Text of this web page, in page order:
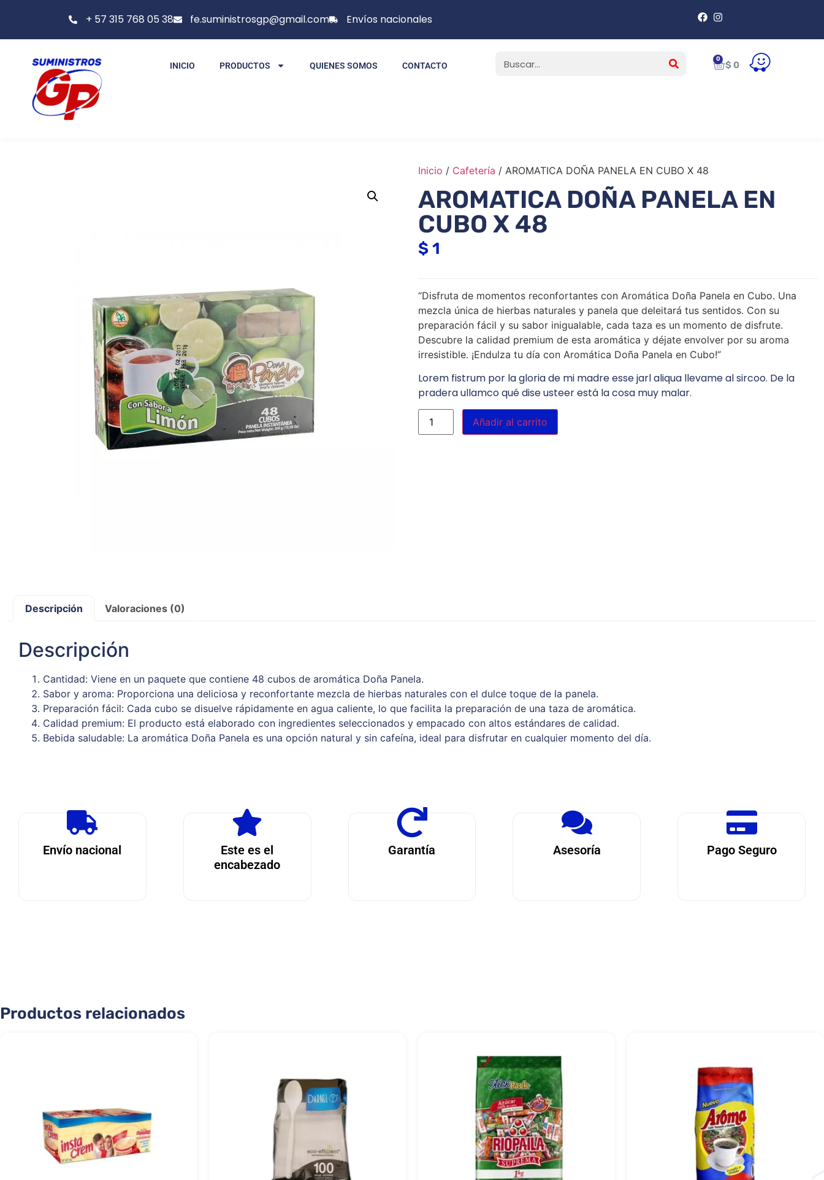
+ 57 315 768 05 38 fe.suministrosgp@gmail.com Envíos nacionales
INICIO PRODUCTOS QUIENES SOMOS CONTACTO $ 0
Inicio / Cafetería / AROMATICA DOÑA PANELA EN CUBO X 48
AROMATICA DOÑA PANELA EN
CUBO X 48
$ 1
“Disfruta de momentos reconfortantes con Aromática Doña Panela en Cubo. Una
mezcla única de hierbas naturales y panela que deleitará tus sentidos. Con su
preparación fácil y su sabor inigualable, cada taza es un momento de disfrute.
Descubre la calidad premium de esta aromática y déjate envolver por su aroma
irresistible. ¡Endulza tu día con Aromática Doña Panela en Cubo!”
Lorem fistrum por la gloria de mi madre esse jarl aliqua llevame al sircoo. De la
pradera ullamco qué dise usteer está la cosa muy malar.
Añadir al carrito
Descripción Valoraciones (0)
Descripción
Cantidad: Viene en un paquete que contiene 48 cubos de aromática Doña Panela.
Sabor y aroma: Proporciona una deliciosa y reconfortante mezcla de hierbas naturales con el dulce toque de la panela.
Preparación fácil: Cada cubo se disuelve rápidamente en agua caliente, lo que facilita la preparación de una taza de aromática.
Calidad premium: El producto está elaborado con ingredientes seleccionados y empacado con altos estándares de calidad.
Bebida saludable: La aromática Doña Panela es una opción natural y sin cafeína, ideal para disfrutar en cualquier momento del día.
Envío nacional
Este es el
encabezado
Garantía Asesoría Pago Seguro
Productos relacionados